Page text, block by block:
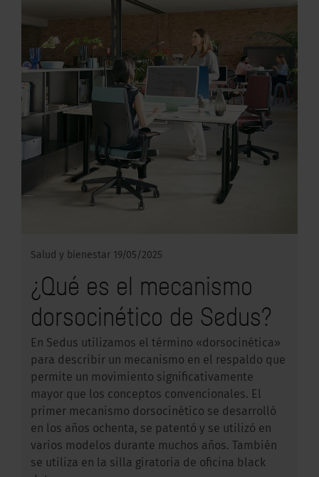
Salud y bienestar 19/05/2025
¿Qué es el mecanismo
dorsocinético de Sedus?
En Sedus utilizamos el término «dorsocinética»
para describir un mecanismo en el respaldo que
permite un movimiento significativamente
mayor que los conceptos convencionales. El
primer mecanismo dorsocinético se desarrolló
en los años ochenta, se patentó y se utilizó en
varios modelos durante muchos años. También
se utiliza en la silla giratoria de oficina black